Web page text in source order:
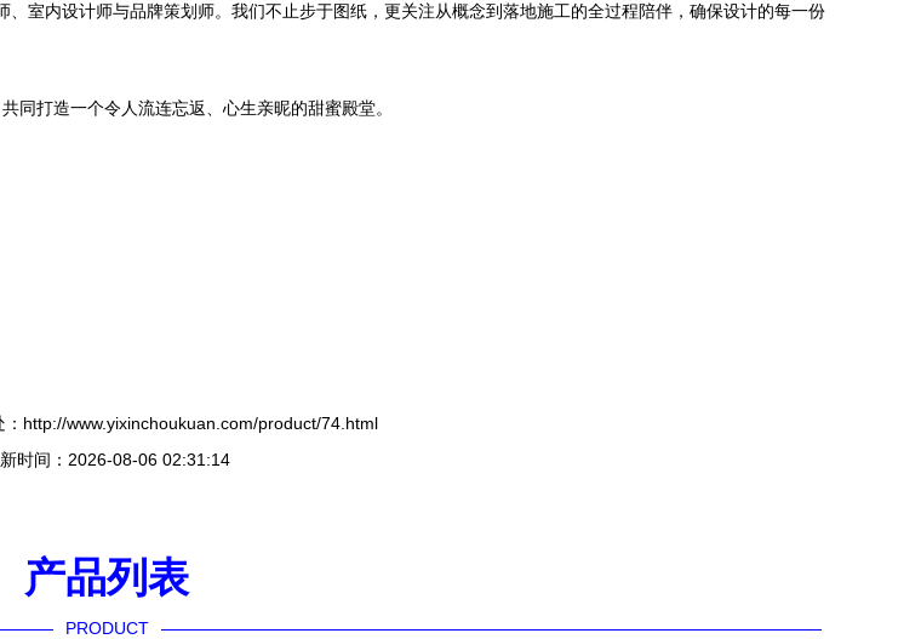
室内设计师与品牌策划师。我们不止步于图纸，更关注从概念到落地施工的全过程陪伴，确保设计的每一份
同打造一个令人流连忘返、心生亲昵的甜蜜殿堂。
：http://www.yixinchoukuan.com/product/74.html
时间：2026-08-06 02:31:14
产品列表
PRODUCT